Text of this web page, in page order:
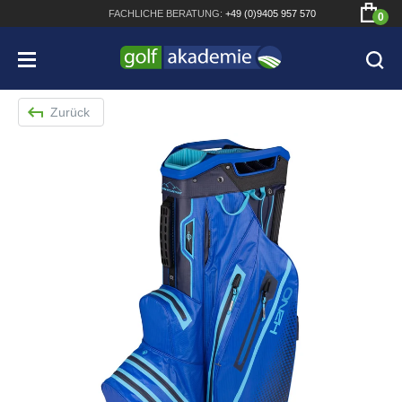
FACHLICHE BERATUNG: +49 (0)9405 957 570 0
Bridgestone JGR Driver 2018
Cobra King F8+ Driver
Titleist Pro V1x mit gratis Schriftaufdruck
Bennington Waterproof QO14 Sport Cartbag
Zurück